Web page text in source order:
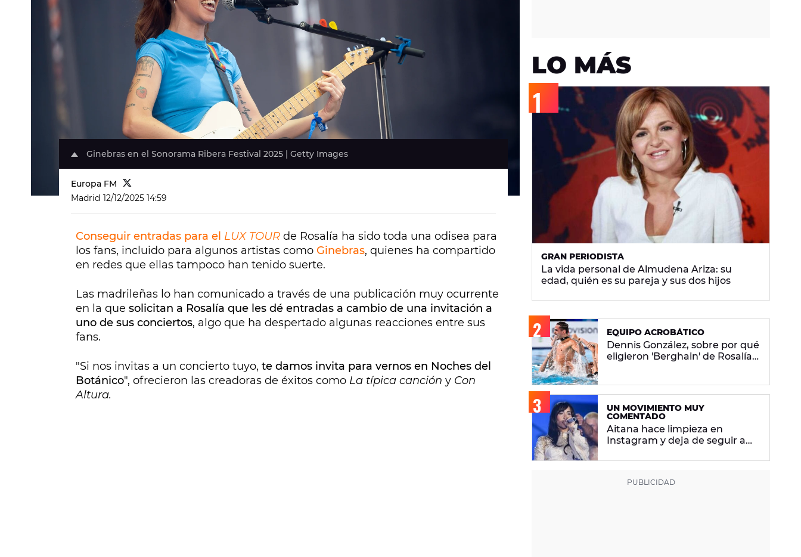
Ginebras en el Sonorama Ribera Festival 2025 | Getty Images
Europa FM
Madrid 12/12/2025 14:59
Conseguir entradas para el LUX TOUR de Rosalía ha sido toda una odisea para
los fans, incluido para algunos artistas como Ginebras, quienes ha compartido
en redes que ellas tampoco han tenido suerte.
Las madrileñas lo han comunicado a través de una publicación muy ocurrente
en la que solicitan a Rosalía que les dé entradas a cambio de una invitación a
uno de sus conciertos, algo que ha despertado algunas reacciones entre sus
fans.
"Si nos invitas a un concierto tuyo, te damos invita para vernos en Noches del
Botánico", ofrecieron las creadoras de éxitos como La típica canción y Con
Altura.
LO MÁS
GRAN PERIODISTA
La vida personal de Almudena Ariza: su
edad, quién es su pareja y sus dos hijos
EQUIPO ACROBÁTICO
Dennis González, sobre por qué
eligieron 'Berghain' de Rosalía:
UN MOVIMIENTO MUY
COMENTADO
Aitana hace limpieza en
Instagram y deja de seguir a